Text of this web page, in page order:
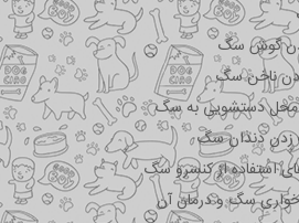
گوش سگ
ناخن سگ
دستشویی به سگ
دندان سگ
استفاده از کنسرو سگ
سگ و درمان آن